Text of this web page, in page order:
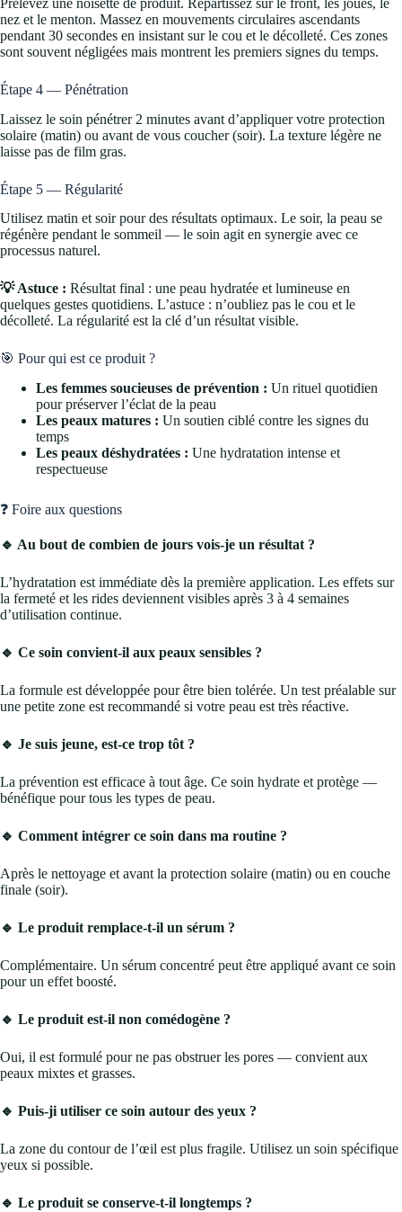
nez et le menton. Massez en mouvements circulaires ascendants
pendant 30 secondes en insistant sur le cou et le décolleté. Ces zones
sont souvent négligées mais montrent les premiers signes du temps.
Étape 4 — Pénétration
Laissez le soin pénétrer 2 minutes avant d’appliquer votre protection
solaire (matin) ou avant de vous coucher (soir). La texture légère ne
laisse pas de film gras.
Étape 5 — Régularité
Utilisez matin et soir pour des résultats optimaux. Le soir, la peau se
régénère pendant le sommeil — le soin agit en synergie avec ce
processus naturel.
💡 Astuce : Résultat final : une peau hydratée et lumineuse en
quelques gestes quotidiens. L’astuce : n’oubliez pas le cou et le
décolleté. La régularité est la clé d’un résultat visible.
🎯 Pour qui est ce produit ?
Les femmes soucieuses de prévention : Un rituel quotidien
pour préserver l’éclat de la peau
Les peaux matures : Un soutien ciblé contre les signes du
temps
Les peaux déshydratées : Une hydratation intense et
respectueuse
❓ Foire aux questions
🔹 Au bout de combien de jours vois-je un résultat ?
L’hydratation est immédiate dès la première application. Les effets sur
la fermeté et les rides deviennent visibles après 3 à 4 semaines
d’utilisation continue.
🔹 Ce soin convient-il aux peaux sensibles ?
La formule est développée pour être bien tolérée. Un test préalable sur
une petite zone est recommandé si votre peau est très réactive.
🔹 Je suis jeune, est-ce trop tôt ?
La prévention est efficace à tout âge. Ce soin hydrate et protège —
bénéfique pour tous les types de peau.
🔹 Comment intégrer ce soin dans ma routine ?
Après le nettoyage et avant la protection solaire (matin) ou en couche
finale (soir).
🔹 Le produit remplace-t-il un sérum ?
Complémentaire. Un sérum concentré peut être appliqué avant ce soin
pour un effet boosté.
🔹 Le produit est-il non comédogène ?
Oui, il est formulé pour ne pas obstruer les pores — convient aux
peaux mixtes et grasses.
🔹 Puis-ji utiliser ce soin autour des yeux ?
La zone du contour de l’œil est plus fragile. Utilisez un soin spécifique
yeux si possible.
🔹 Le produit se conserve-t-il longtemps ?